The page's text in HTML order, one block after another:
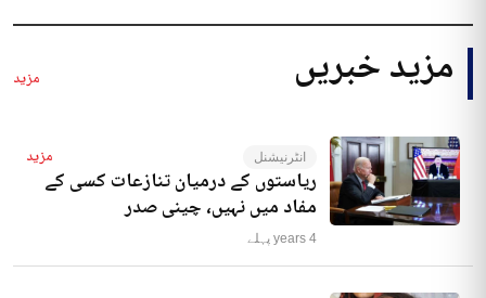
مزید خبریں مزید
انٹرنیشنل مزید
ریاستوں کے درمیان تنازعات کسی کے
مفاد میں نہیں، چینی صدر
4 years پہلے